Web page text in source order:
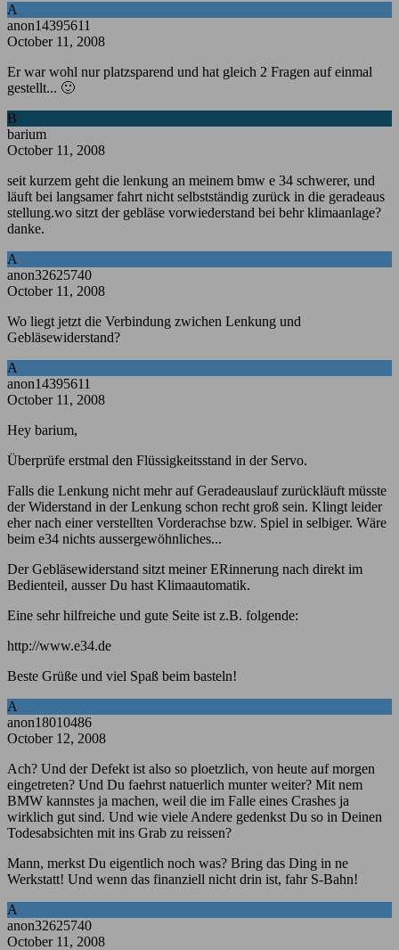
A
anon14395611
October 11, 2008
Er war wohl nur platzsparend und hat gleich 2 Fragen auf einmal
gestellt... 🙂
B
barium
October 11, 2008
seit kurzem geht die lenkung an meinem bmw e 34 schwerer, und
läuft bei langsamer fahrt nicht selbstständig zurück in die geradeaus
stellung.wo sitzt der gebläse vorwiederstand bei behr klimaanlage?
danke.
A
anon32625740
October 11, 2008
Wo liegt jetzt die Verbindung zwichen Lenkung und
Gebläsewiderstand?
A
anon14395611
October 11, 2008
Hey barium,
Überprüfe erstmal den Flüssigkeitsstand in der Servo.
Falls die Lenkung nicht mehr auf Geradeauslauf zurückläuft müsste
der Widerstand in der Lenkung schon recht groß sein. Klingt leider
eher nach einer verstellten Vorderachse bzw. Spiel in selbiger. Wäre
beim e34 nichts aussergewöhnliches...
Der Gebläsewiderstand sitzt meiner ERinnerung nach direkt im
Bedienteil, ausser Du hast Klimaautomatik.
Eine sehr hilfreiche und gute Seite ist z.B. folgende:
http://www.e34.de
Beste Grüße und viel Spaß beim basteln!
A
anon18010486
October 12, 2008
Ach? Und der Defekt ist also so ploetzlich, von heute auf morgen
eingetreten? Und Du faehrst natuerlich munter weiter? Mit nem
BMW kannstes ja machen, weil die im Falle eines Crashes ja
wirklich gut sind. Und wie viele Andere gedenkst Du so in Deinen
Todesabsichten mit ins Grab zu reissen?
Mann, merkst Du eigentlich noch was? Bring das Ding in ne
Werkstatt! Und wenn das finanziell nicht drin ist, fahr S-Bahn!
A
anon32625740
October 11, 2008